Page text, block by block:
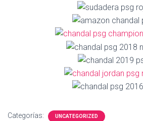
Categorías: UNCATEGORIZED